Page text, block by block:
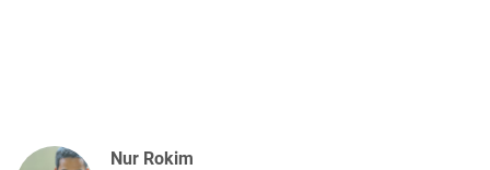
Nur Rokim